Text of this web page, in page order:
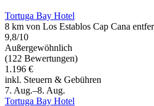
Tortuga Bay Hotel
8 km von Los Establos Cap Cana
9,8/10
Außergewöhnlich
(122 Bewertungen)
1.196 €
inkl. Steuern & Gebühren
7. Aug.–8. Aug.
Tortuga Bay Hotel